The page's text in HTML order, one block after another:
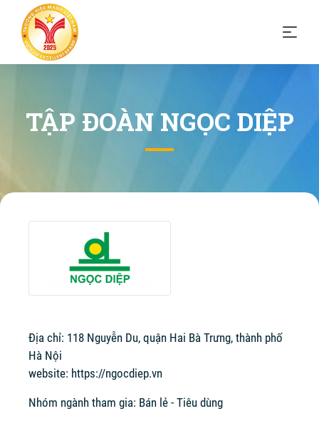
TẬP ĐOÀN NGỌC DIỆP
Địa chỉ: 118 Nguyễn Du, quận Hai Bà Trưng, thành phố
Hà Nội
website: https://ngocdiep.vn
Nhóm ngành tham gia: Bán lẻ - Tiêu dùng